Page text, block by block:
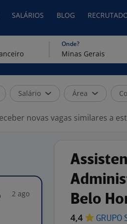
SALÁRIOS BLOG
Onde?
Salário Área
novas vagas similares a
2 ago
Belo
4,4 GRUPO